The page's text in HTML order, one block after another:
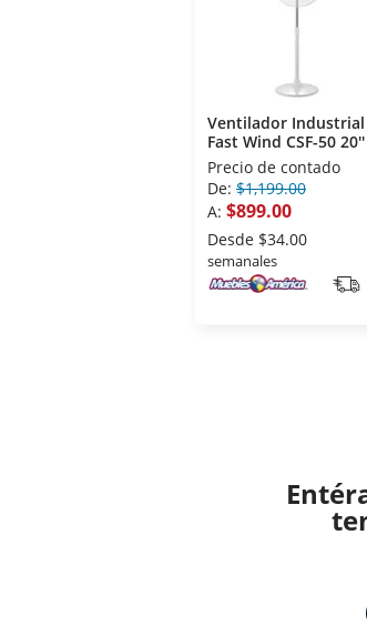
Ventilador Industrial
Fast Wind CSF-50 20''
Precio de contado
De: $1,199.00
A: $899.00
Desde $34.00
semanales